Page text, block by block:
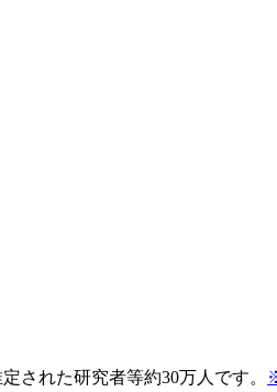
された研究者等約30万人です。